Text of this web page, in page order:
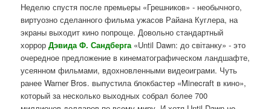
Неделю спустя после премьеры «Грешников» - необычного,
виртуозно сделанного фильма ужасов Райана Куглера, на
экраны выходит кино попроще. Довольно стандартный
хоррорДэвида Ф. Сандберга«Until Dawn: до світанку» - это
очередное предложение в кинематографическом ландшафте,
усеянном фильмами, вдохновленными видеоиграми. Чуть
ранее Warner Bros. выпустила блокбастер «Minecraft в кино»,
который за несколько выходных собрал более 700